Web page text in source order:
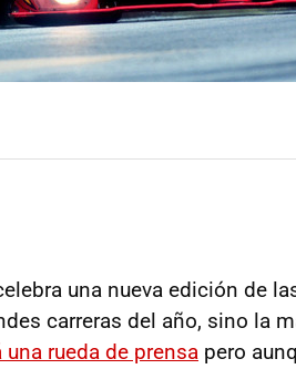
una nueva edición de
carreras del año, sino la
rueda de prensa pero